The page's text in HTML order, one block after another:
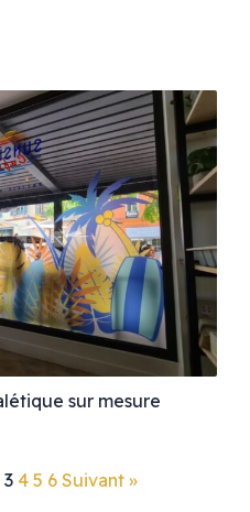
sur mesure
3 4 5 6 Suivant »